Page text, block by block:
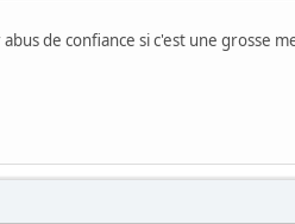
de confiance si c'est une grosse